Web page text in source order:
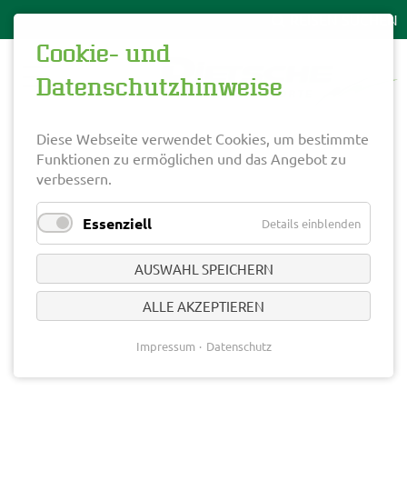
Cookie- und
Datenschutzhinweise
Diese Webseite verwendet Cookies, um bestimmte
Funktionen zu ermöglichen und das Angebot zu
verbessern.
Essenziell Details einblenden
AUSWAHL SPEICHERN
ALLE AKZEPTIEREN
Impressum Datenschutz